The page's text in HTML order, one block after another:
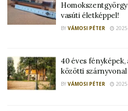
vasúti életképpel!
BY VÁMOSI PÉTER
40 éves fényképek,
közötti
BY VÁMOSI PÉTER